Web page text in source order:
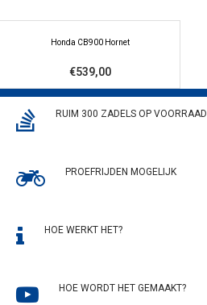
Honda CB900 Hornet
€539,00
RUIM 300 ZADELS OP VOORRAAD
PROEFRIJDEN MOGELIJK
HOE WERKT HET?
HOE WORDT HET GEMAAKT?